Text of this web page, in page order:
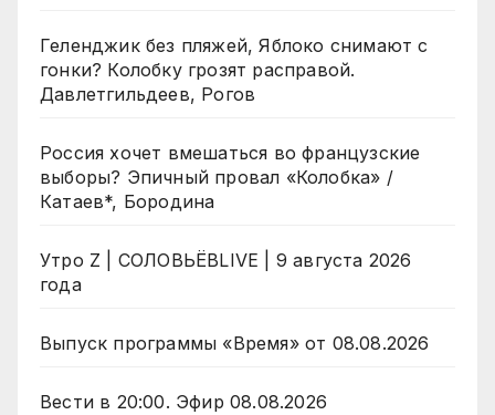
Геленджик без пляжей, Яблоко снимают с
гонки? Колобку грозят расправой.
Давлетгильдеев, Рогов
Россия хочет вмешаться во французские
выборы? Эпичный провал «Колобка» /
Катаев*, Бородина
Утро Z | СОЛОВЬЁВLIVE | 9 августа 2026
года
Выпуск программы «Время» от 08.08.2026
Вести в 20:00. Эфир 08.08.2026